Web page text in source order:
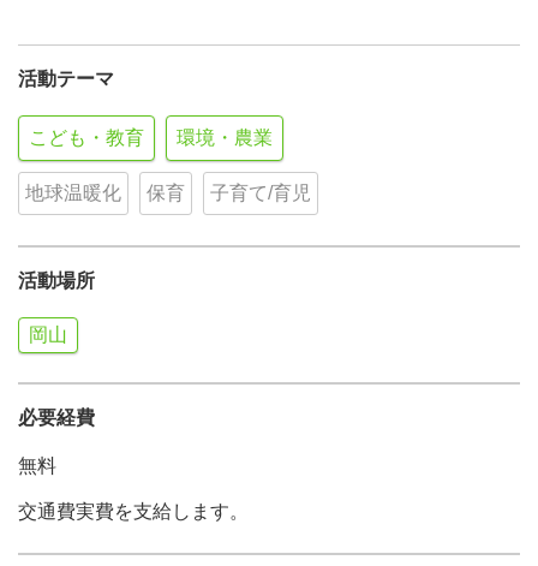
活動テーマ
こども・教育 環境・農業
地球温暖化 保育 子育て/育児
活動場所
岡山
必要経費
無料
交通費実費を支給します。